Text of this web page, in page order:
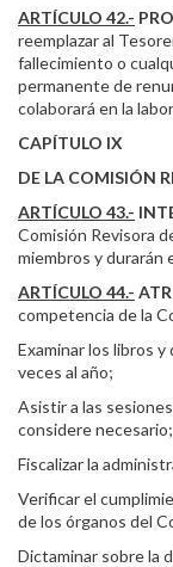
ARTÍCULO 42.-
reemplazar al
fallecimiento o
permanente de
colaborará en la
CAPÍTULO IX
DE LA COMISIÓN
ARTÍCULO 43.-
Comisión Revisora
miembros y durarán
ARTÍCULO 44.-
competencia de la
Examinar los libros
veces al año;
Asistir a las
considere necesario;
Fiscalizar la
Verificar el
de los órganos del
Dictaminar sobre la